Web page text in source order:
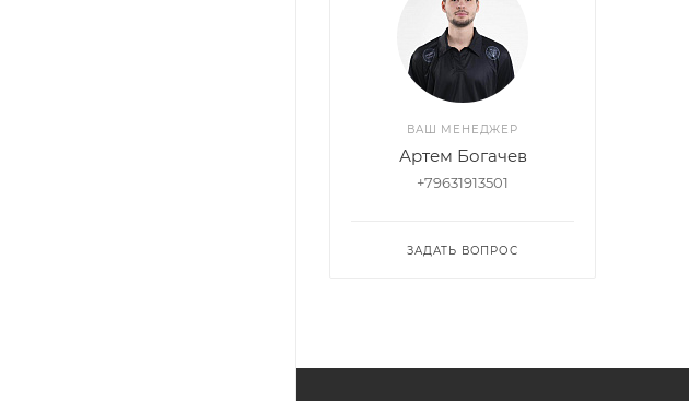
ВАШ МЕНЕДЖЕР
Артем Богачев
+79631913501
ЗАДАТЬ ВОПРОС